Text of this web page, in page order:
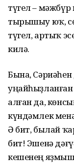
түгел – мәжбүр
тырышыу юҡ,
түгел, артыҡ
килә.
Бына,
алған да,
күндәмлек
Ә бит, былай
бит! Эшенә
кешенең